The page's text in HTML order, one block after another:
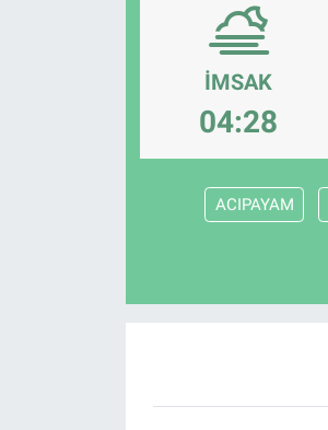
İMSAK
04:28
ACIPAYAM